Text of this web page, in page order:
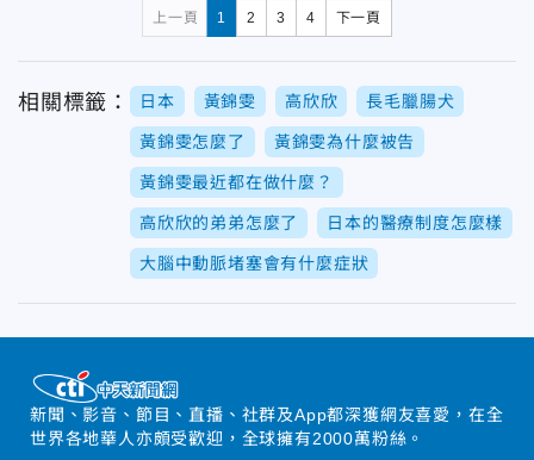
上一頁 1 2 3 4 下一頁
相關標籤： 日本 黃錦雯 高欣欣 長毛臘腸犬
黃錦雯怎麼了 黃錦雯為什麼被告
黃錦雯最近都在做什麼？
高欣欣的弟弟怎麼了 日本的醫療制度怎麼樣
大腦中動脈堵塞會有什麼症狀
新聞、影音、節目、直播、社群及App都深獲網友喜愛，在全
世界各地華人亦頗受歡迎，全球擁有2000萬粉絲。